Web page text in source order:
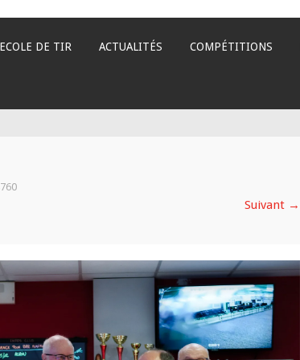
ECOLE DE TIR ACTUALITÉS COMPÉTITIONS
Suivant →